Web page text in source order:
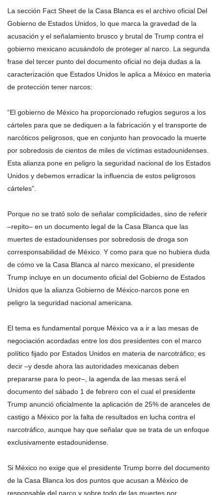
La sección Fact Sheet de la Casa Blanca es el archivo oficial Del
Gobierno de Estados Unidos, lo que marca la gravedad de la
acusación y el señalamiento brusco y brutal de Trump contra el
gobierno mexicano acusándolo de proteger al narco. La segunda
frase del tercer punto del documento oficial no deja dudas a la
caracterización que Estados Unidos le aplica a México en materia
de protección tener narcos:
“El gobierno de México ha proporcionado refugios seguros a los
cárteles para que se dediquen a la fabricación y el transporte de
narcóticos peligrosos, que en conjunto han provocado la muerte
por sobredosis de cientos de miles de víctimas estadounidenses.
Esta alianza pone en peligro la seguridad nacional de los Estados
Unidos y debemos erradicar la influencia de estos peligrosos
cárteles”.
Porque no se trató solo de señalar complicidades, sino de referir
–repito– en un documento legal de la Casa Blanca que las
muertes de estadounidenses por sobredosis de droga son
corresponsabilidad de México. Y como para que no hubiera duda
de cómo ve la Casa Blanca al narco mexicano, el presidente
Trump incluye en un documento oficial del Gobierno de Estados
Unidos que la alianza Gobierno de México-narcos pone en
peligro la seguridad nacional americana.
El tema es fundamental porque México va a ir a las mesas de
negociación acordadas entre los dos presidentes con el marco
político fijado por Estados Unidos en materia de narcotráfico; es
decir –y desde ahora las autoridades mexicanas deben
prepararse para lo peor–, la agenda de las mesas será el
documento del sábado 1 de febrero con el cual el presidente
Trump anunció oficialmente la aplicación de 25% de aranceles de
castigo a México por la falta de resultados en lucha contra el
narcotráfico, aunque hay que señalar que se trata de un enfoque
exclusivamente estadounidense.
Si México no exige que el presidente Trump borre del documento
de la Casa Blanca los dos puntos que acusan a México de
responsable del narco y sobre todo de las muertes por